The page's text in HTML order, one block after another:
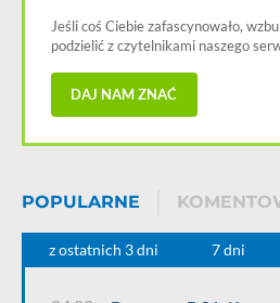
Jeśli coś Ciebie zafascynowało,
podzielić z czytelnikami naszego
DAJ NAM ZNAĆ
POPULARNE
z ostatnich 3 dni 7 dni